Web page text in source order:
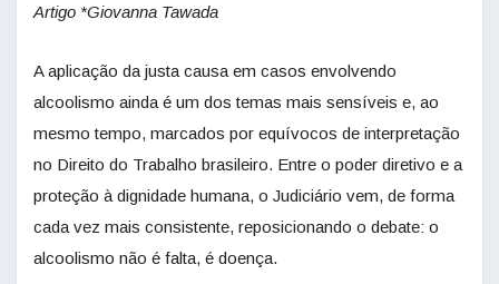
Artigo *Giovanna Tawada
A aplicação da justa causa em casos envolvendo
alcoolismo ainda é um dos temas mais sensíveis e, ao
mesmo tempo, marcados por equívocos de interpretação
no Direito do Trabalho brasileiro. Entre o poder diretivo e a
proteção à dignidade humana, o Judiciário vem, de forma
cada vez mais consistente, reposicionando o debate: o
alcoolismo não é falta, é doença.